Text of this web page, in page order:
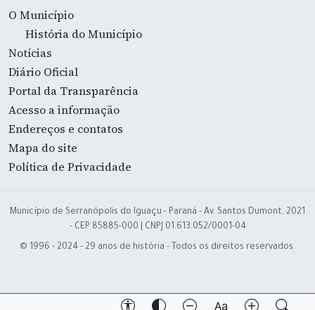
O Município
História do Município
Notícias
Diário Oficial
Portal da Transparência
Acesso a informação
Endereços e contatos
Mapa do site
Política de Privacidade
Município de Serranópolis do Iguaçu - Paraná - Av. Santos Dumont, 2021
- CEP 85885-000 | CNPJ 01.613.052/0001-04
© 1996 - 2024 - 29 anos de história - Todos os direitos reservados.